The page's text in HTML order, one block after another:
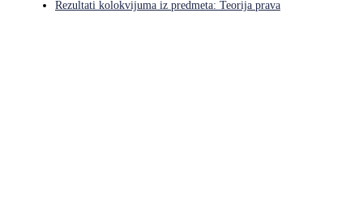
Rezultati kolokvijuma iz predmeta: Teorija prava